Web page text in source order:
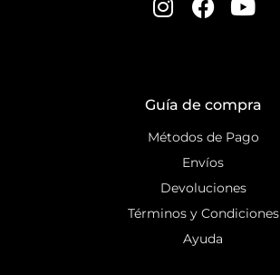
Guía de compra
Métodos de Pago
Envíos
Devoluciones
Términos y Condiciones
Ayuda